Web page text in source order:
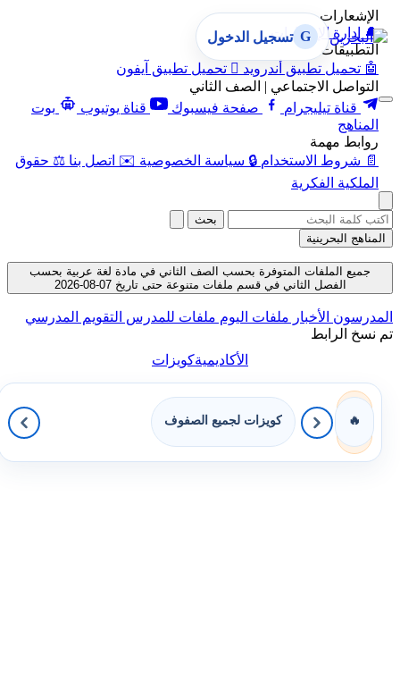
الإشعارات
🔔 إدارة الإشعارات
التطبيقات
🤖 تحميل تطبيق أندرويد  تحميل تطبيق آيفون
التواصل الاجتماعي | الصف الثاني
قناة تيليجرام
صفحة فيسبوك قناة يوتيوب
بوت
المناهج
روابط مهمة
📄 شروط الاستخدام 🔒 سياسة الخصوصية ✉️ اتصل بنا ⚖️ حقوق
الملكية الفكرية
G تسجيل الدخول
بحث
المناهج البحرينية
جميع الملفات المتوفرة بحسب الصف الثاني في مادة لغة عربية بحسب
الفصل الثاني في قسم ملفات متنوعة حتى تاريخ 07-08-2026
المدرسون الأخبار ملفات اليوم ملفات للمدرس التقويم المدرسي
تم نسخ الرابط
الأكاديميةكويزات
🔥 كويزات لجميع الصفوف